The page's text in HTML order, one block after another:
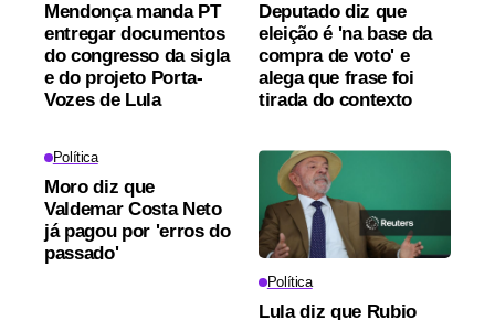
Mendonça manda PT
entregar documentos
do congresso da sigla
e do projeto Porta-
Vozes de Lula
Deputado diz que
eleição é 'na base da
compra de voto' e
alega que frase foi
tirada do contexto
Política
Moro diz que
Valdemar Costa Neto
já pagou por 'erros do
passado'
Política
Lula diz que Rubio